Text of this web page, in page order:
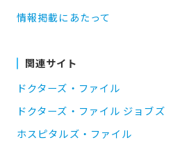
情報掲載にあたって
関連サイト
ドクターズ・ファイル
ドクターズ・ファイル ジョブズ
ホスピタルズ・ファイル